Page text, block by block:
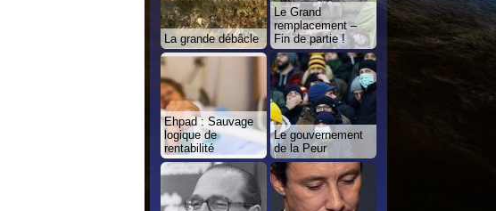
La grande débâcle
Le Grand
remplacement –
Fin de partie !
Ehpad : Sauvage
logique de
rentabilité
Le gouvernement
de la Peur